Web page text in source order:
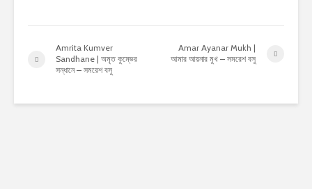
Amrita Kumver
Sandhane | অমৃত কুম্ভের
সন্ধানে – সমরেশ বসু
Amar Ayanar Mukh |
আমার আয়নার মুখ – সমরেশ বসু